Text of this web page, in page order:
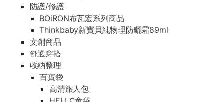
防護/修護
BOiRON布瓦宏系列商品
Thinkbaby新寶貝純物理防曬霜89ml
文創商品
舒適穿搭
收納整理
百寶袋
高清旅人包